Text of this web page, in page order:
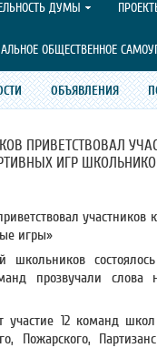
ДУМЫ
ОБЩЕСТВЕННОЕ
ОБЪЯВЛЕНИЯ
ПРИВЕТСТВОВАЛ
ИГР
участников
игры»
школьников
прозвучали слова
12 команд школ
Пожарского,